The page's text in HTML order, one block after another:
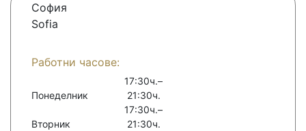
София
Sofia
Работни часове:
Понеделник
17:30ч.–
21:30ч.
Вторник
17:30ч.–
21:30ч.